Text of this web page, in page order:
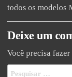
todos os modelos
Deixe um
Você precisa fazer